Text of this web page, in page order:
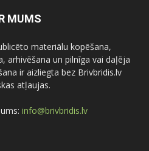
MUMS
materiālu kopēšana,
arhivēšana un pilnīga vai daļēja
ir aizliegta bez Brivbridis.lv
atļaujas.
info@brivbridis.lv